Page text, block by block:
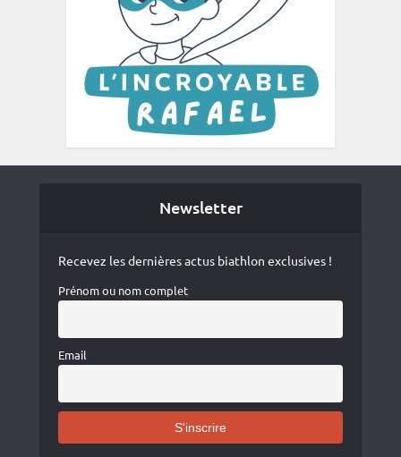
Newsletter
Recevez les dernières actus biathlon exclusives !
Prénom ou nom complet
Email